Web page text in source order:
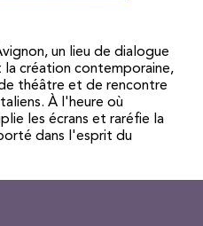
un lieu de dialogue
la création contemporaine,
théâtre et de rencontre
À l'heure où
les écrans et raréfie la
dans l'esprit du